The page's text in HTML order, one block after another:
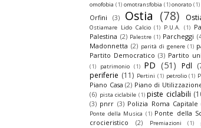
omofobia (1) omotransfobia (1) onorato (1)
Orfini (3) Ostia (78)
Ostiamare Lido Calcio (1) P.U.A. (1)
Palestina (2) Palestre (1) Parcheggi
Madonnetta (2) parità di genere (1)
Partito Democratico (3) Partito
(1)
patrimonio (1) PD (51) Pdl
periferie (11) Pertini (1) petrolio (1)
Piano Casa (2) Piano di
(6) pista ciclabile (1) piste ciclabili
(3) pnrr (3) Polizia Roma Capitale
Ponte della Musica (1) Ponte della
crocieristico
(2) Premiazioni (1)